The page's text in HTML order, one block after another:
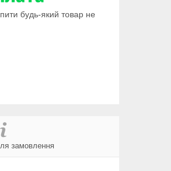
будь-який товар не
замовлення